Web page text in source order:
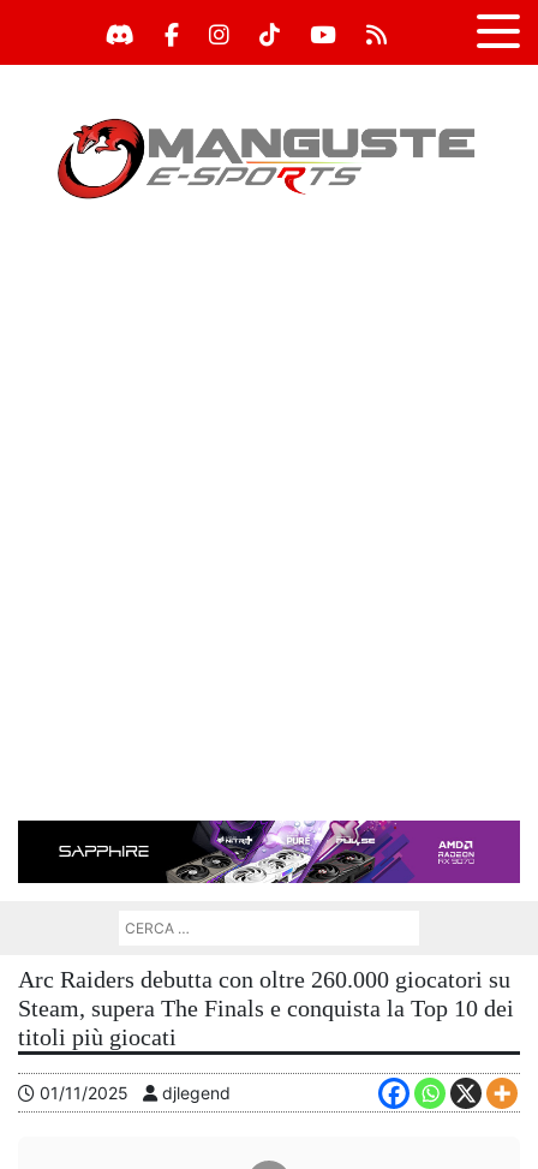
Arc Raiders debutta con oltre 260.000 giocatori su
Steam, supera The Finals e conquista la Top 10 dei
titoli più giocati
01/11/2025 djlegend